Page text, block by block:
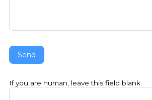
Send
If you are human, leave this field blank.